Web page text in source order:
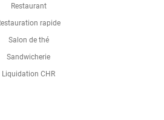
Restaurant
rapide
Salon de thé
Sandwicherie
Liquidation CHR